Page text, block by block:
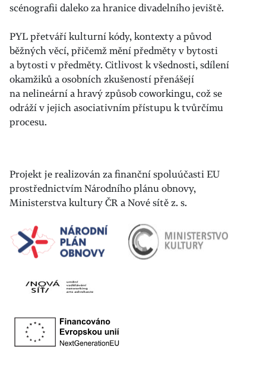
scénografii daleko za hranice divadelního jeviště.
PYL přetváří kulturní kódy, kontexty a původ
běžných věcí, přičemž mění předměty v bytosti
a bytosti v předměty. Citlivost k všednosti, sdílení
okamžiků a osobních zkušeností přenášejí
na nelineární a hravý způsob coworkingu, což se
odráží v jejich asociativním přístupu k tvůrčímu
procesu.
Projekt je realizován za finanční spoluúčasti EU
prostřednictvím Národního plánu obnovy,
Ministerstva kultury ČR a Nové sítě z. s.